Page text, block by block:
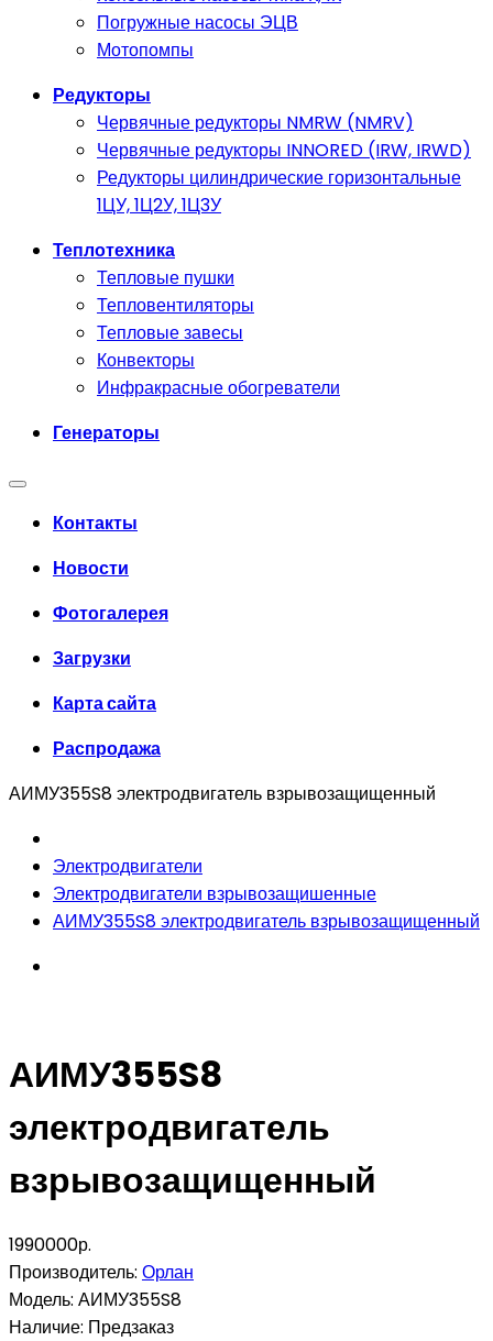
Погружные насосы ЭЦВ
Мотопомпы
Редукторы
Червячные редукторы NMRW (NMRV)
Червячные редукторы INNORED (IRW, IRWD)
Редукторы цилиндрические горизонтальные
1ЦУ, 1Ц2У, 1Ц3У
Теплотехника
Тепловые пушки
Тепловентиляторы
Тепловые завесы
Конвекторы
Инфракрасные обогреватели
Генераторы
Контакты
Новости
Фотогалерея
Загрузки
Карта сайта
Распродажа
АИМУ355S8 электродвигатель взрывозащищенный
Электродвигатели
Электродвигатели взрывозащишенные
АИМУ355S8 электродвигатель взрывозащищенный
АИМУ355S8
электродвигатель
взрывозащищенный
1990000р.
Производитель: Орлан
Модель: АИМУ355S8
Наличие: Предзаказ